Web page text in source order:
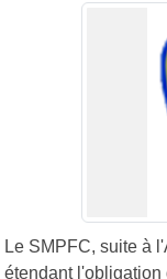
Le SMPFC, suite à
étendant l'obligation